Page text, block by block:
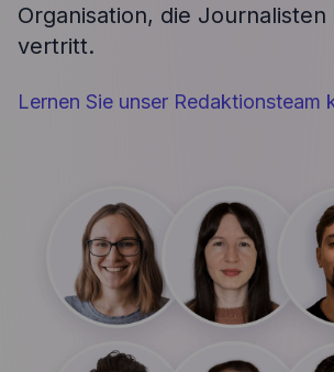
Organisation, die Journalisten
vertritt.
Lernen Sie unser Redaktionsteam